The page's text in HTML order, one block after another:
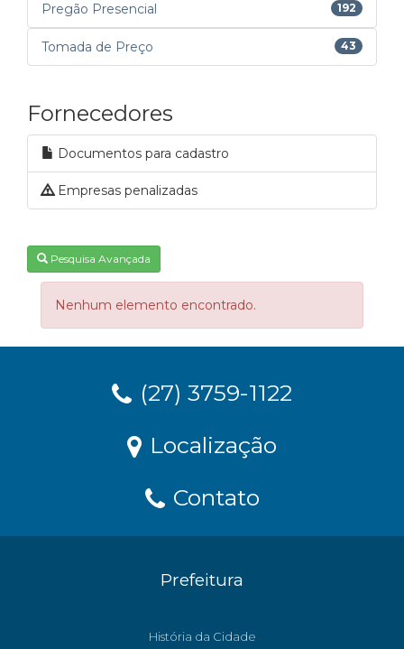
Pregão Presencial 192
Tomada de Preço 43
Fornecedores
Documentos para cadastro
Empresas penalizadas
Pesquisa Avançada
Nenhum elemento encontrado.
(27) 3759-1122
Localização
Contato
Prefeitura
História da Cidade